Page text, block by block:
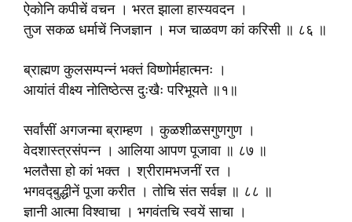
ऐकोनि कपीचें वचन । भरत झाला हास्यवदन ।
तुज सकळ धर्माचें निजज्ञान । मज चाळवण कां करिसी ॥ ८६ ॥
ब्राह्मण कुलसम्पन्नं भक्तं विष्णोर्महात्मनः ।
आयांतं वीक्ष्य नोतिष्ठेत्स दुःखैः परिभूयते ॥१॥
सर्वांसीं अगजन्मा ब्राम्हण । कुळशीळसगुणगुण ।
वेदशास्त्रसंपन्न । आलिया आपण पूजावा ॥ ८७ ॥
भलतैसा हो कां भक्त । श्रीरामभजनीं रत ।
भगवद्‍बुद्धीनें पूजा करीत । तोचि संत सर्वज्ञ ॥ ८८ ॥
ज्ञानी आत्मा विश्वाचा । भगवंतचि स्वयें साचा ।